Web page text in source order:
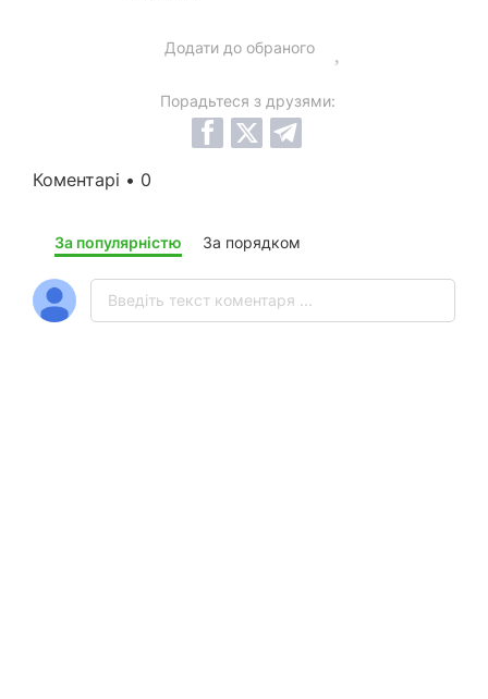
Додати до обраного
Порадьтеся з друзями:
Коментарі • 0
За популярністю За порядком